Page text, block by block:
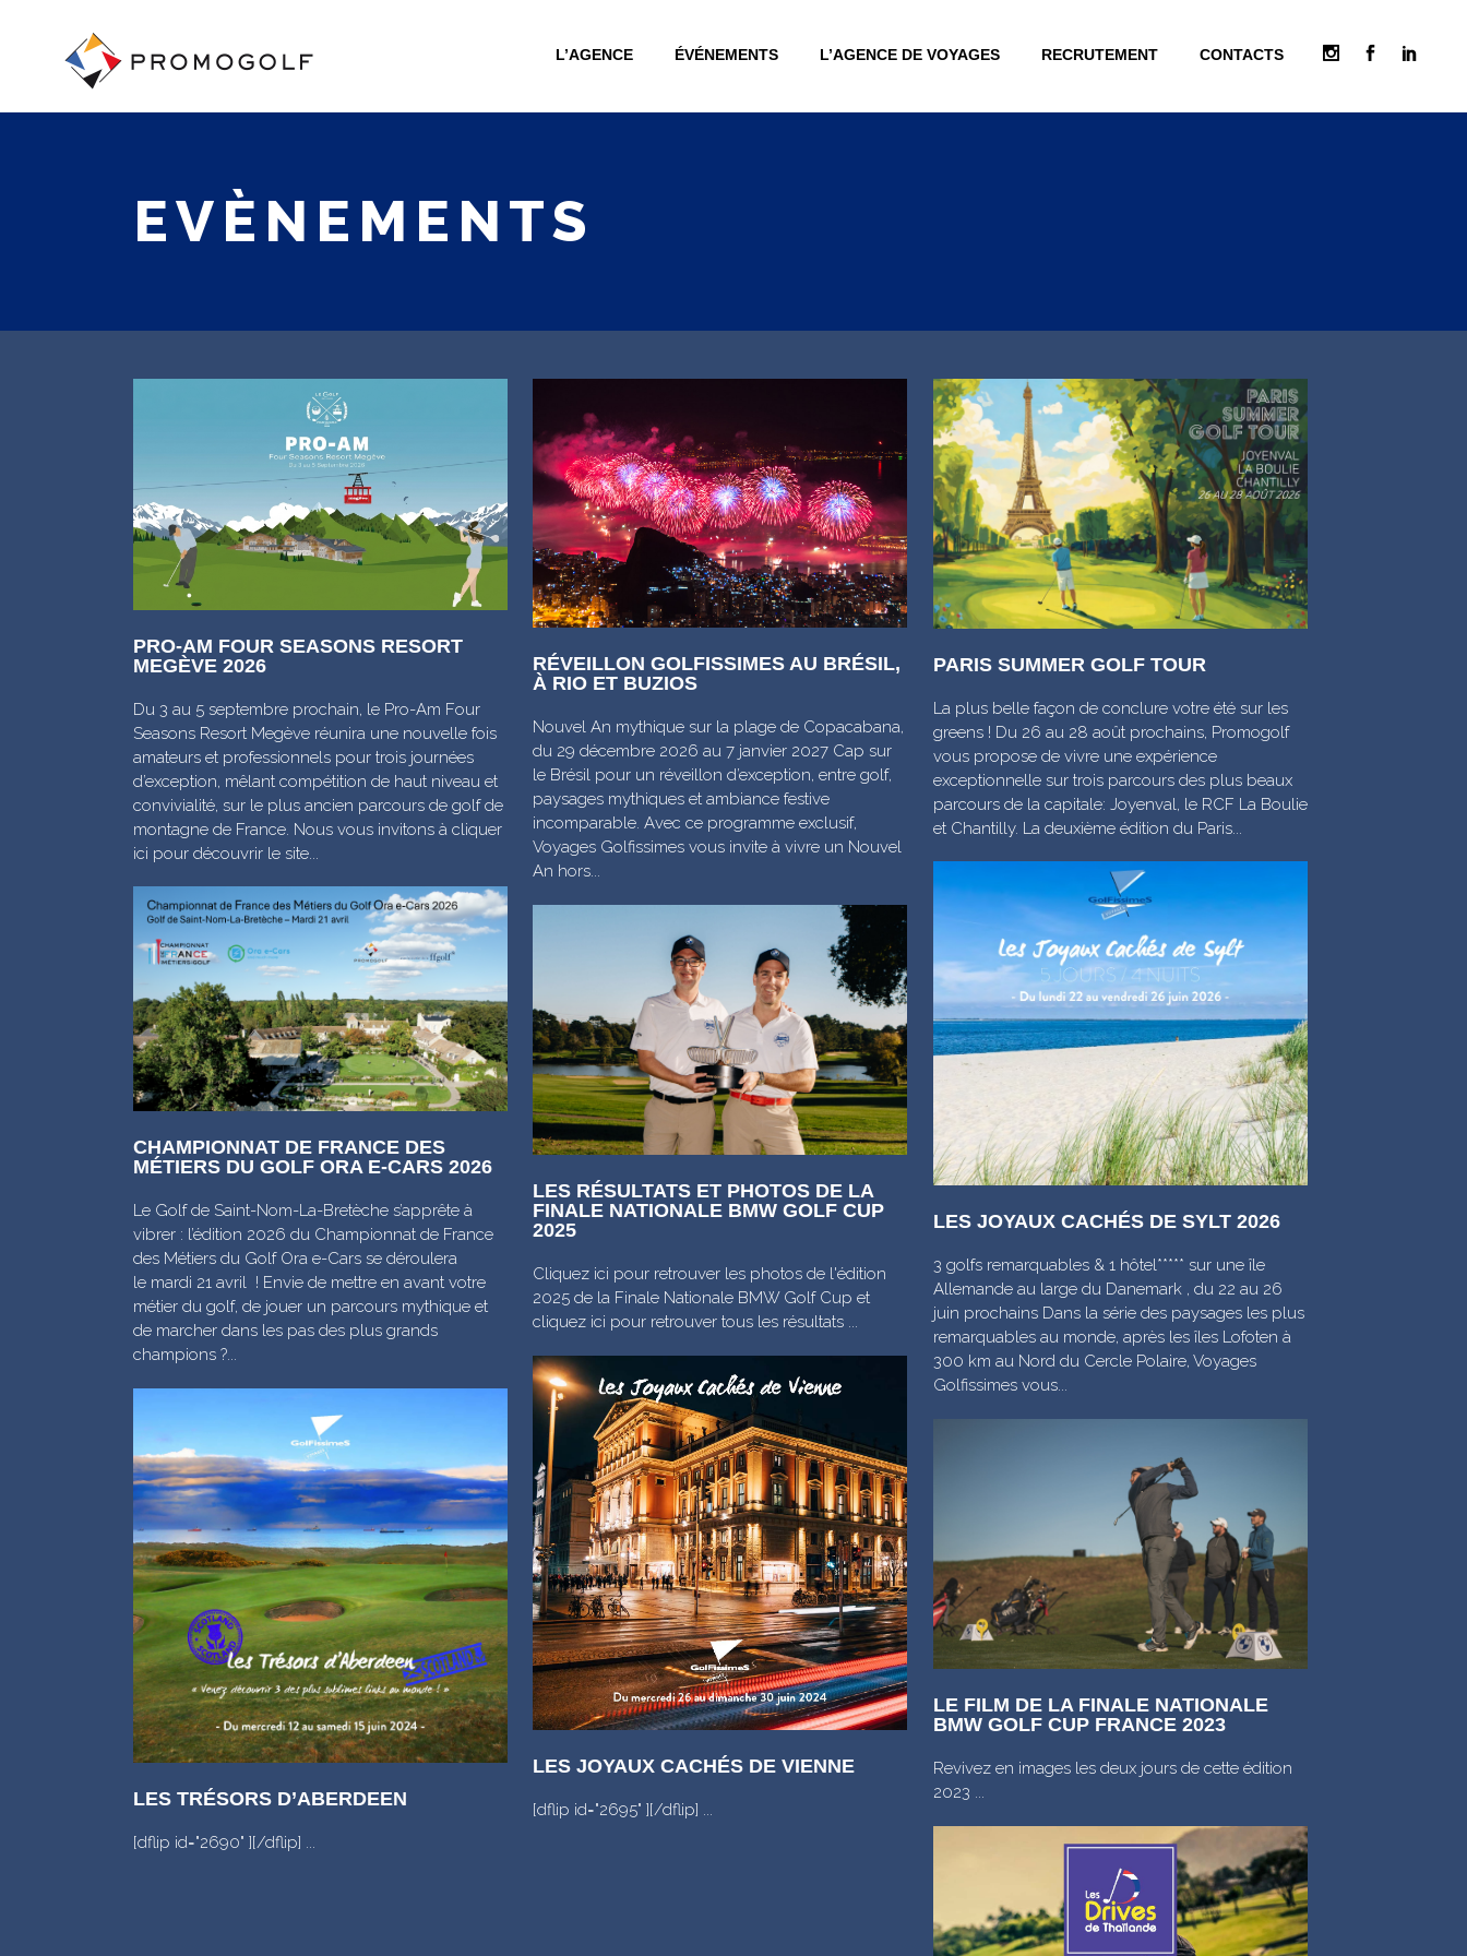
L’AGENCE ÉVÉNEMENTS L’AGENCE DE VOYAGES RECRUTEMENT CONTACTS
EVÈNEMENTS
PRO-AM FOUR SEASONS RESORT
MEGÈVE 2026
Du 3 au 5 septembre prochain, le Pro-Am Four
Seasons Resort Megève réunira une nouvelle fois
amateurs et professionnels pour trois journées
d’exception, mêlant compétition de haut niveau et
convivialité, sur le plus ancien parcours de golf de
montagne de France. Nous vous invitons à cliquer
ici pour découvrir le site...
RÉVEILLON GOLFISSIMES AU BRÉSIL,
À RIO ET BUZIOS
Nouvel An mythique sur la plage de Copacabana,
du 29 décembre 2026 au 7 janvier 2027 Cap sur
le Brésil pour un réveillon d’exception, entre golf,
paysages mythiques et ambiance festive
incomparable. Avec ce programme exclusif,
Voyages Golfissimes vous invite à vivre un Nouvel
An hors...
PARIS SUMMER GOLF TOUR
La plus belle façon de conclure votre été sur les
greens ! Du 26 au 28 août prochains, Promogolf
vous propose de vivre une expérience
exceptionnelle sur trois parcours des plus beaux
parcours de la capitale: Joyenval, le RCF La Boulie
et Chantilly. La deuxième édition du Paris...
LES JOYAUX CACHÉS DE SYLT 2026
3 golfs remarquables & 1 hôtel***** sur une île
Allemande au large du Danemark , du 22 au 26
juin prochains Dans la série des paysages les plus
remarquables au monde, après les îles Lofoten à
300 km au Nord du Cercle Polaire, Voyages
Golfissimes vous...
CHAMPIONNAT DE FRANCE DES
MÉTIERS DU GOLF ORA E-CARS 2026
Le Golf de Saint-Nom-La-Bretèche s’apprête à
vibrer : l’édition 2026 du Championnat de France
des Métiers du Golf Ora e-Cars se déroulera
le mardi 21 avril ! Envie de mettre en avant votre
métier du golf, de jouer un parcours mythique et
de marcher dans les pas des plus grands
champions ?...
LES RÉSULTATS ET PHOTOS DE LA
FINALE NATIONALE BMW GOLF CUP
2025
Cliquez ici pour retrouver les photos de l'édition
2025 de la Finale Nationale BMW Golf Cup et
cliquez ici pour retrouver tous les résultats ...
LES JOYAUX CACHÉS DE VIENNE
[dflip id="2695" ][/dflip] ...
LES TRÉSORS D’ABERDEEN
[dflip id="2690" ][/dflip] ...
LE FILM DE LA FINALE NATIONALE
BMW GOLF CUP FRANCE 2023
Revivez en images les deux jours de cette édition
2023 ...